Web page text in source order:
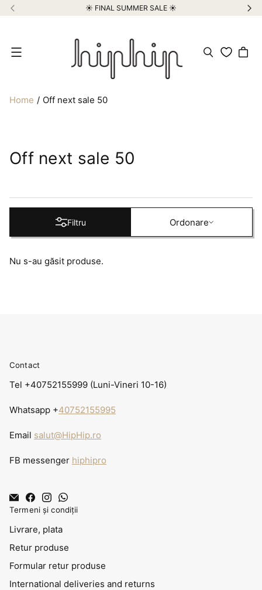
☀️ FINAL SUMMER SALE ☀️
Meniu
Home Off next sale 50
Off next sale 50
Filtru
Ordonare
Nu s-au găsit produse.
Contact
Tel +40752155999 (Luni-Vineri 10-16)
Whatsapp +40752155995
Email salut@HipHip.ro
FB messenger hiphipro
Termeni și condiții
Livrare, plata
Retur produse
Formular retur produse
International deliveries and returns